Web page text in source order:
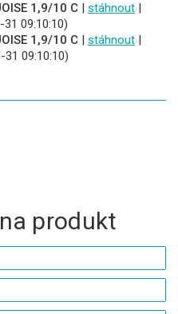
1,9/10 C | stáhnout |
09:10:10)
1,9/10 C | stáhnout |
31 09:10:10)
produkt